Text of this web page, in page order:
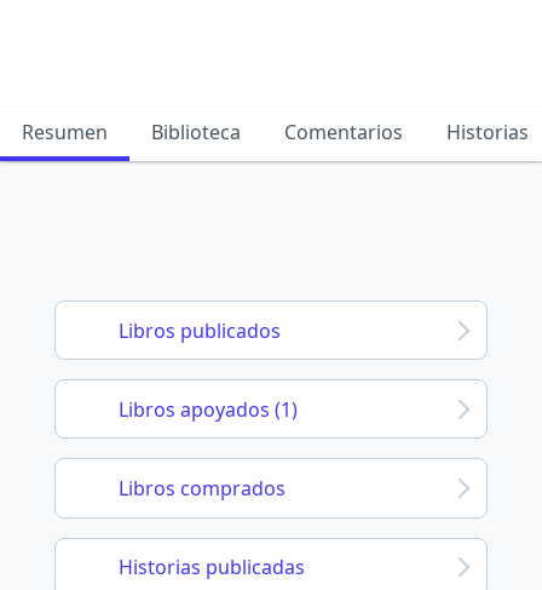
Resumen Biblioteca Comentarios Historias
Libros publicados
Libros apoyados (1)
Libros comprados
Historias publicadas